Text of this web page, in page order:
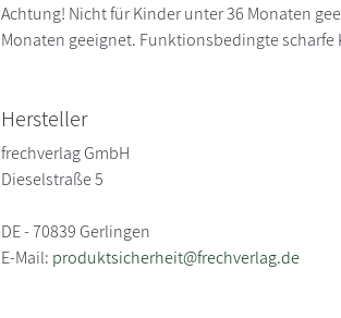
Achtung! Nicht für Kinder unter 36 Monaten
Monaten geeignet. Funktionsbedingte
Hersteller
frechverlag GmbH
Dieselstraße 5
DE - 70839 Gerlingen
E-Mail: produktsicherheit@frechverlag.de